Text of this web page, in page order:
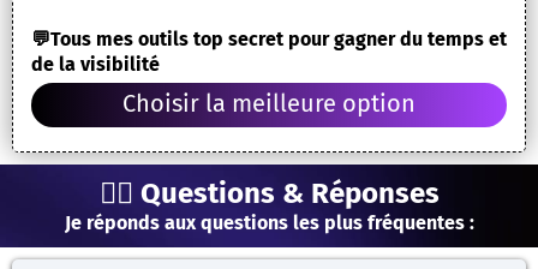
💬Tous mes outils top secret pour gagner du temps et
de la visibilité
Choisir la meilleure option
🙋‍♂️ Questions & Réponses
Je réponds aux questions les plus fréquentes :